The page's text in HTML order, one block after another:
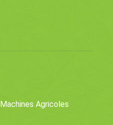
Machines Agricoles